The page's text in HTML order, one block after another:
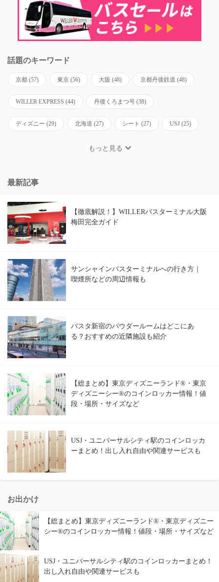
話題のキーワード
京都 (57) 東京 (56) 大阪 (48) 京都丹後鉄道 (48)
WILLER EXPRESS (44) 丹後くろまつ号 (38)
ディズニー (29) 北海道 (27) シート (27) USJ (25)
もっと見る
最新記事
【徹底解説！】WILLERバスターミナル大阪
梅田完全ガイド
サンシャインバスターミナルへの行き方｜
喫煙所などの周辺情報も
バスタ新宿のパウダールームはどこにあ
る？おすすめの近隣施設も紹介
【総まとめ】東京ディズニーランド®・東京
ディズニーシー®のコインロッカー情報！値
段・場所・サイズなど
USJ・ユニバーサルシティ駅のコインロッカ
ーまとめ！出し入れ自由や関連サービスも
お出かけ
【総まとめ】東京ディズニーランド®・東京ディズニー
シー®のコインロッカー情報！値段・場所・サイズなど
USJ・ユニバーサルシティ駅のコインロッカーまとめ！
出し入れ自由や関連サービスも